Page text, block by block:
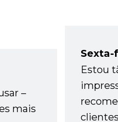
–
mais
Sexta-
Estou